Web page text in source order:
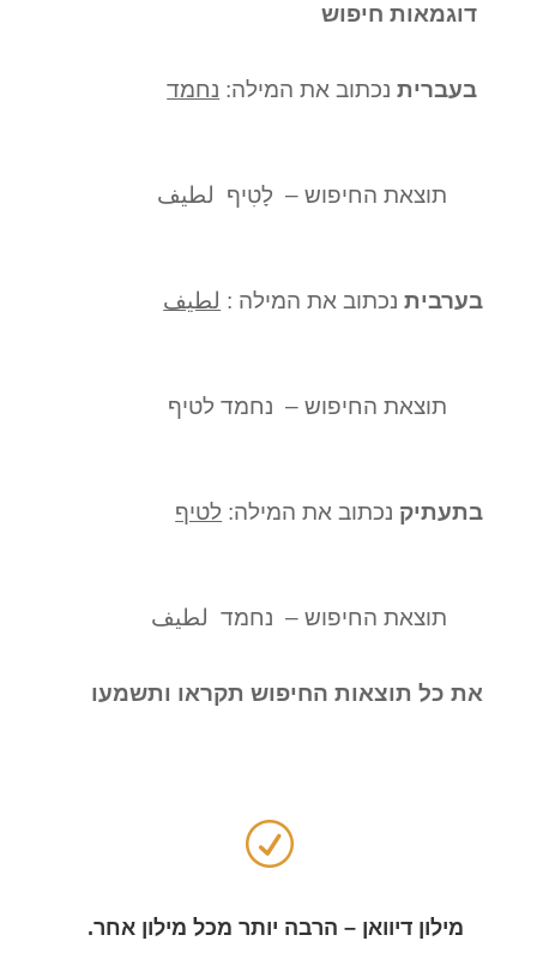
דוגמאות חיפוש
בעבריתנכתוב את המילה: נחמד
תוצאת החיפוש – לָטִיף لطيف
בערביתנכתוב את המילה : لطيف
תוצאת החיפוש – נחמד לטיף
בתעתיק נכתוב את המילה: לטיף
תוצאת החיפוש – נחמד لطيف
את כל תוצאות החיפוש תקראו ותשמעו
R
מילון דיוואן – הרבה יותר מכל מילון אחר.